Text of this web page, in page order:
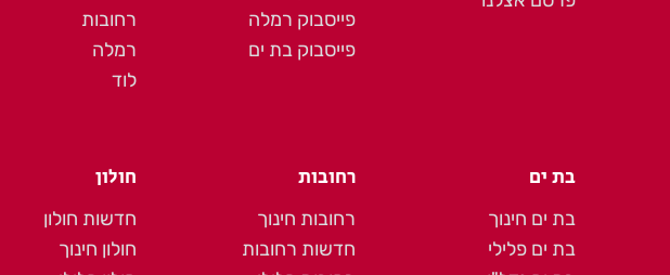
פייסבוק רמלה
פייסבוק בת ים
רחובות
רמלה
לוד
בת ים
בת ים חינוך
בת ים פלילי
רחובות
רחובות חינוך
חדשות רחובות
חולון
חדשות חולון
חולון חינוך